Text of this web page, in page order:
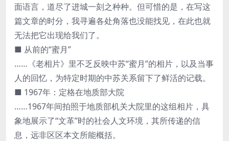
面语言，道尽了进城一刻之种种。但可惜的是，在写这
篇文章的时分，我寻遍各处角落也没能找见，在此也就
无法把它出现给我们了。
■ 从前的“蜜月”
……《老相片》里不乏反映中苏“蜜月”的相片，以及当事
人的回忆，为特定时期的中苏关系留下了鲜活的记载。
■ 1967年：定格在地质部大院
……1967年间拍照于地质部机关大院里的这组相片，具
象地展示了“文革”时的社会人文环境，其所传递的信
息，远非区区本文所能概括。